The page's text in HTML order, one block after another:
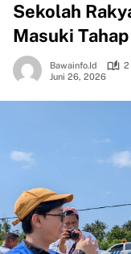
Sekolah
Masuki
Bawainfo.id
2
Juni 26, 2026